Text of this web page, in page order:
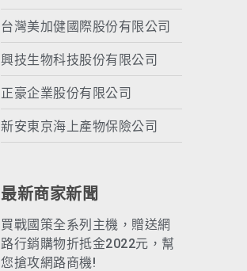
台灣美加健國際股份有限公司
興技生物科技股份有限公司
正豪企業股份有限公司
新安東京海上產物保險公司
最新商家新聞
買戰國策全系列主機，贈送網
路行銷購物折抵金2022元，幫
您搶攻網路商機!